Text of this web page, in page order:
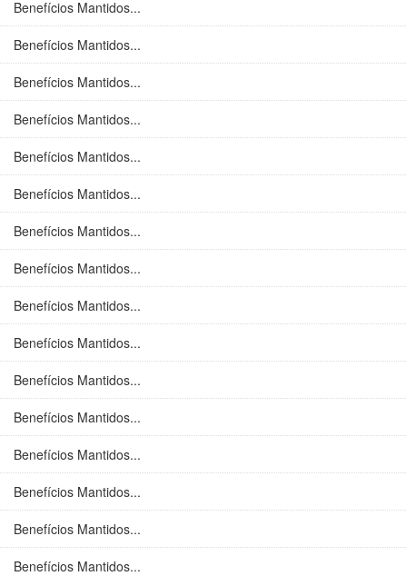
Benefícios Mantidos...
Benefícios Mantidos...
Benefícios Mantidos...
Benefícios Mantidos...
Benefícios Mantidos...
Benefícios Mantidos...
Benefícios Mantidos...
Benefícios Mantidos...
Benefícios Mantidos...
Benefícios Mantidos...
Benefícios Mantidos...
Benefícios Mantidos...
Benefícios Mantidos...
Benefícios Mantidos...
Benefícios Mantidos...
Benefícios Mantidos...